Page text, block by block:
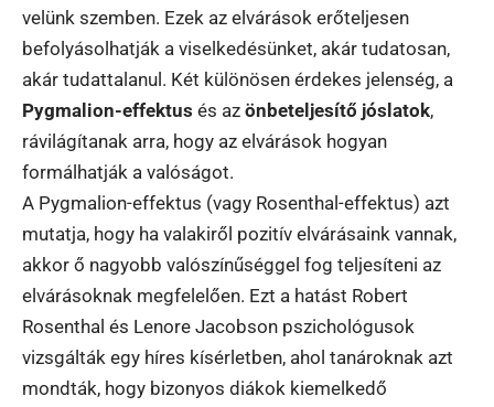
velünk szemben. Ezek az elvárások erőteljesen
befolyásolhatják a viselkedésünket, akár tudatosan,
akár tudattalanul. Két különösen érdekes jelenség, a
Pygmalion-effektus és az önbeteljesítő jóslatok,
rávilágítanak arra, hogy az elvárások hogyan
formálhatják a valóságot.
A Pygmalion-effektus (vagy Rosenthal-effektus) azt
mutatja, hogy ha valakiről pozitív elvárásaink vannak,
akkor ő nagyobb valószínűséggel fog teljesíteni az
elvárásoknak megfelelően. Ezt a hatást Robert
Rosenthal és Lenore Jacobson pszichológusok
vizsgálták egy híres kísérletben, ahol tanároknak azt
mondták, hogy bizonyos diákok kiemelkedő